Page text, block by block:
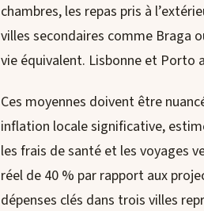
chambres, les repas pris à
villes secondaires comme Braga
vie équivalent. Lisbonne et Porto
Ces moyennes doivent être
inflation locale significative,
les frais de santé et les voyages
réel de 40 % par rapport aux
dépenses clés dans trois villes